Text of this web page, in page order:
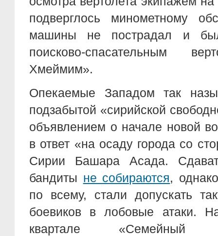
подверглось минометному
машины не пострадал и был
поисково-спасательным
Хмеймим».
Опекаемые Западом так
подзабытой «сирийской
объявлением о начале новой
в ответ «на осаду города со
Сирии Башара Асада.
бандиты не собираются,
по всему, стали допускать
боевиков в лобовые атаки.
квартале